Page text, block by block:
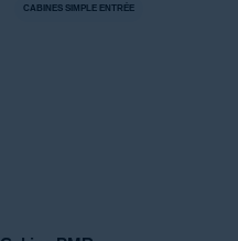
CABINES SIMPLE ENTRÉE